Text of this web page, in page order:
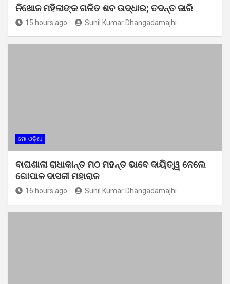
ନିଖୋଜ ମହିଳାଙ୍କ ଗଳିତ ଶବ ଉଦ୍ଧାର; ତଦନ୍ତ ଜାରି
15 hours ago Sunil Kumar Dhangadamajhi
ମୋ ଓଡ଼ିଶା
ବାଘଶାଳା ରାଧାକାନ୍ତ ମଠ ମହନ୍ତ ଭାବେ ଦାୟିତ୍ୱ ନେଲେ
ଗୋପାଳ ଦାସଜୀ ମହାରାଜ
16 hours ago Sunil Kumar Dhangadamajhi